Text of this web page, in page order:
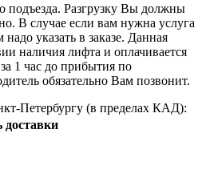
подъезда. Разгрузку Вы должны
В случае если вам нужна услуга
указать в заказе. Данная
наличия лифта и оплачивается
1 час до прибытия по
обязательно Вам позвонит.
Петербургу (в пределах КАД):
доставки